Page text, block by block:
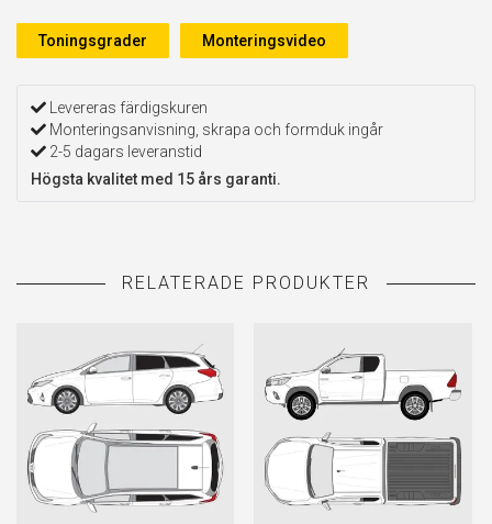
Toningsgrader Monteringsvideo
Levereras färdigskuren
Monteringsanvisning, skrapa och formduk ingår
2-5 dagars leveranstid
Högsta kvalitet med 15 års garanti.